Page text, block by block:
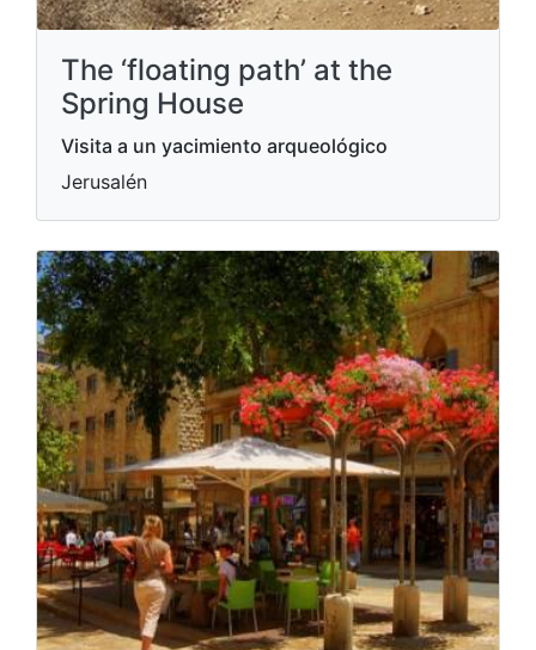
The ‘floating path’ at the
Spring House
Visita a un yacimiento arqueológico
Jerusalén